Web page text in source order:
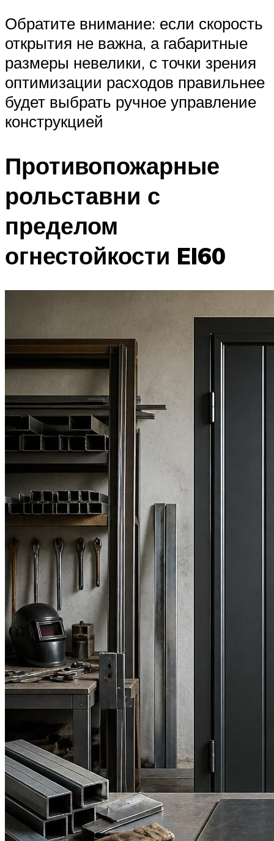
Обратите внимание: если скорость
открытия не важна, а габаритные
размеры невелики, с точки зрения
оптимизации расходов правильнее
будет выбрать ручное управление
конструкцией
Противопожарные
рольставни с
пределом
огнестойкости EI60